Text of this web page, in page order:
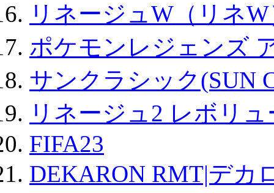
リネージュW（リネ
ポケモンレジェンズ
サンクラシック(SUN
リネージュ2 レボリ
FIFA23
DEKARON RMT|デカ